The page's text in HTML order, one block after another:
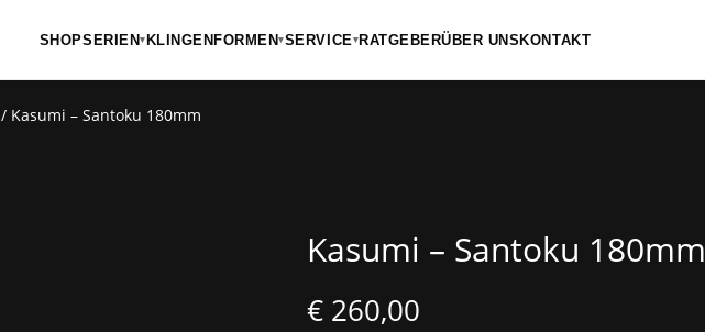
SHOPSERIEN▾KLINGENFORMEN▾SERVICE ▾RATGEBERÜBER UNSKONTAKT
/ Kasumi – Santoku 180mm
Kasumi – Santoku 180mm
€260,00